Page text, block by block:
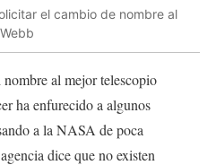
el cambio de nombre al
al mejor telescopio
ha enfurecido a algunos
a la NASA de poca
dice que no existen